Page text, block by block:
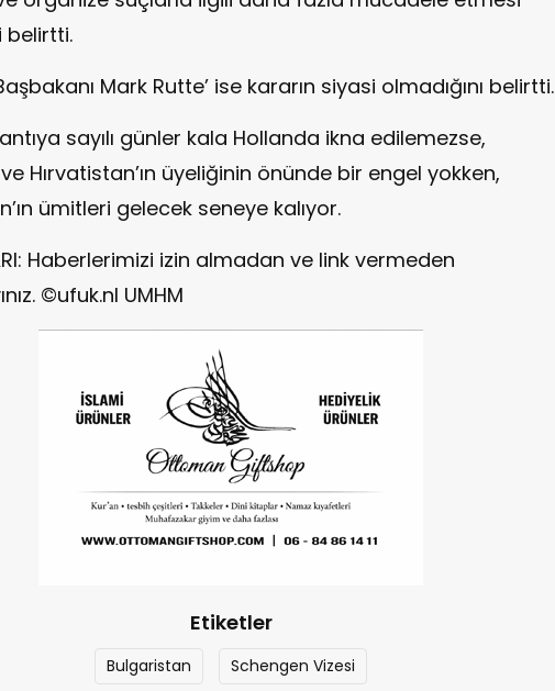
belirtti.
Mark Rutte’ ise kararın siyasi olmadığını belirtti.
sayılı günler kala Hollanda ikna edilemezse,
Hırvatistan’ın üyeliğinin önünde bir engel yokken,
ümitleri gelecek seneye kalıyor.
Haberlerimizi izin almadan ve link vermeden
©ufuk.nl UMHM
Etiketler
Bulgaristan Schengen Vizesi